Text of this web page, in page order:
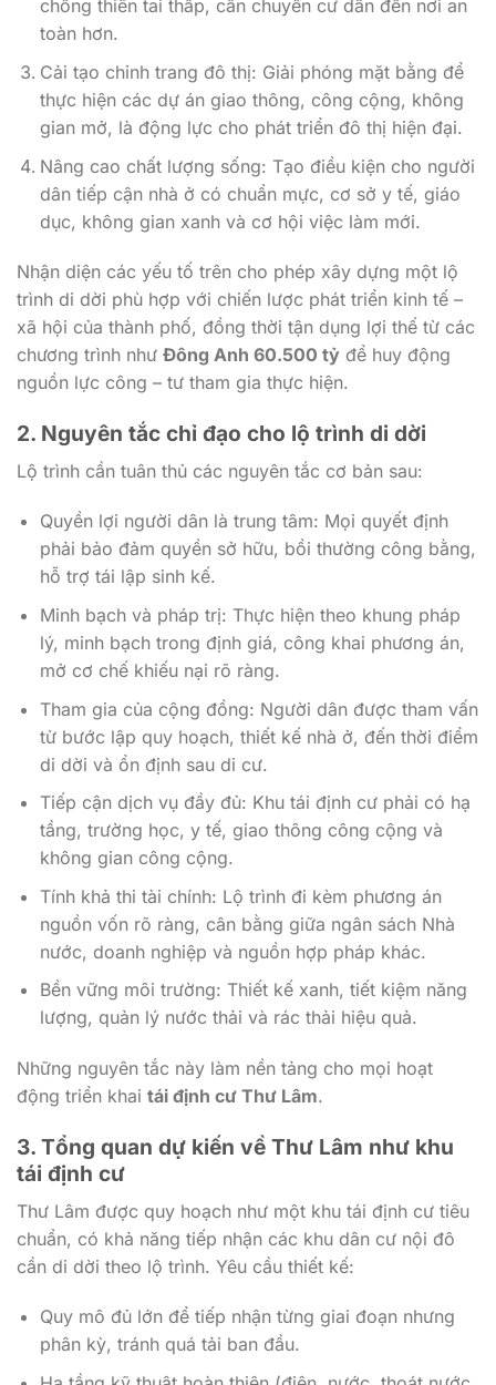
chống thiên tai thấp, cần chuyển cư dân đến nơi an
toàn hơn.
Cải tạo chỉnh trang đô thị: Giải phóng mặt bằng để
thực hiện các dự án giao thông, công cộng, không
gian mở, là động lực cho phát triển đô thị hiện đại.
Nâng cao chất lượng sống: Tạo điều kiện cho người
dân tiếp cận nhà ở có chuẩn mực, cơ sở y tế, giáo
dục, không gian xanh và cơ hội việc làm mới.
Nhận diện các yếu tố trên cho phép xây dựng một lộ
trình di dời phù hợp với chiến lược phát triển kinh tế –
xã hội của thành phố, đồng thời tận dụng lợi thế từ các
chương trình như Đông Anh 60.500 tỷ để huy động
nguồn lực công – tư tham gia thực hiện.
2. Nguyên tắc chỉ đạo cho lộ trình di dời
Lộ trình cần tuân thủ các nguyên tắc cơ bản sau:
Quyền lợi người dân là trung tâm: Mọi quyết định
phải bảo đảm quyền sở hữu, bồi thường công bằng,
hỗ trợ tái lập sinh kế.
Minh bạch và pháp trị: Thực hiện theo khung pháp
lý, minh bạch trong định giá, công khai phương án,
mở cơ chế khiếu nại rõ ràng.
Tham gia của cộng đồng: Người dân được tham vấn
từ bước lập quy hoạch, thiết kế nhà ở, đến thời điểm
di dời và ổn định sau di cư.
Tiếp cận dịch vụ đầy đủ: Khu tái định cư phải có hạ
tầng, trường học, y tế, giao thông công cộng và
không gian công cộng.
Tính khả thi tài chính: Lộ trình đi kèm phương án
nguồn vốn rõ ràng, cân bằng giữa ngân sách Nhà
nước, doanh nghiệp và nguồn hợp pháp khác.
Bền vững môi trường: Thiết kế xanh, tiết kiệm năng
lượng, quản lý nước thải và rác thải hiệu quả.
Những nguyên tắc này làm nền tảng cho mọi hoạt
động triển khai tái định cư Thư Lâm.
3. Tổng quan dự kiến về Thư Lâm như khu
tái định cư
Thư Lâm được quy hoạch như một khu tái định cư tiêu
chuẩn, có khả năng tiếp nhận các khu dân cư nội đô
cần di dời theo lộ trình. Yêu cầu thiết kế:
Quy mô đủ lớn để tiếp nhận từng giai đoạn nhưng
phân kỳ, tránh quá tải ban đầu.